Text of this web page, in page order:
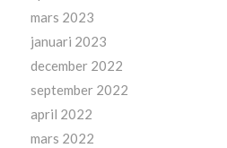
mars 2023
januari 2023
december 2022
september 2022
april 2022
mars 2022